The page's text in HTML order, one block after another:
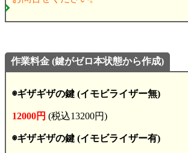
作業料金 (鍵がゼロ本状態から作成)
◉ギザギザの鍵 (イモビライザー無)
12000円 (税込13200円)
◉ギザギザの鍵 (イモビライザー有)